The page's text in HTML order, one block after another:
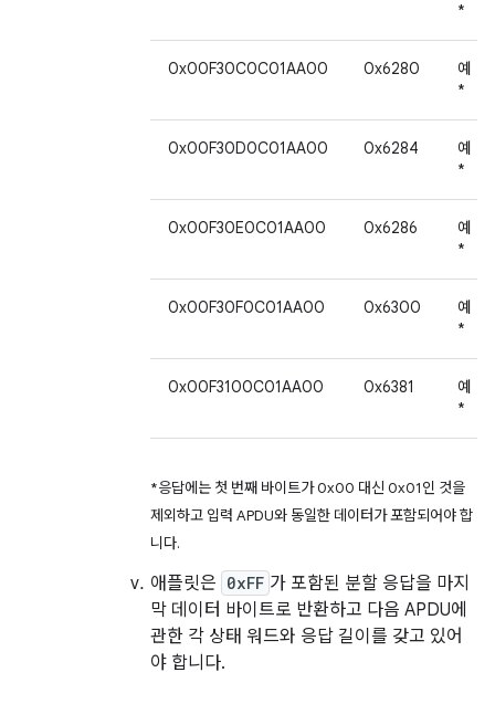
*
0x00F30C0C01AA00 0x6280
예
*
0x00F30D0C01AA00 0x6284
예
*
0x00F30E0C01AA00 0x6286
예
*
0x00F30F0C01AA00 0x6300
예
*
0x00F3100C01AA00 0x6381
예
*
*응답에는 첫 번째 바이트가 0x00 대신 0x01인 것을
제외하고 입력 APDU와 동일한 데이터가 포함되어야 합
니다.
애플릿은 0xFF 가 포함된 분할 응답을 마지
막 데이터 바이트로 반환하고 다음 APDU에
관한 각 상태 워드와 응답 길이를 갖고 있어
야 합니다.